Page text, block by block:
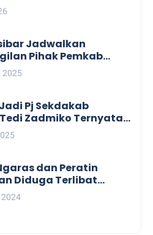
Tiket Pantai
Jadwalkan
Pihak Pemkab
dan Status TKD di
2025
Pj Sekdakab
Zadmiko Ternyata
Jejak Gemilang
dan Peratin
Diduga Terlibat
Mahasiswa
Bawaslu
2024